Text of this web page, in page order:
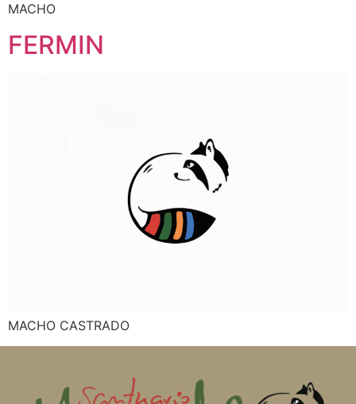
MACHO
FERMIN
MACHO CASTRADO